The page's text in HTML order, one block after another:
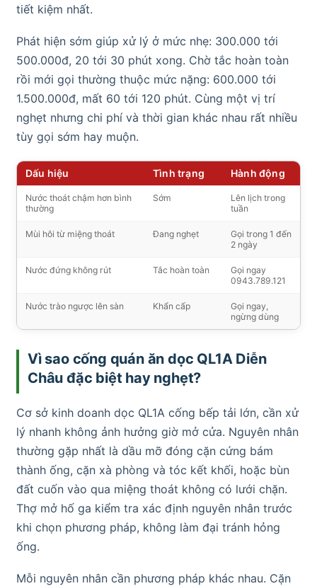
tiết kiệm nhất.
Phát hiện sớm giúp xử lý ở mức nhẹ: 300.000 tới
500.000đ, 20 tới 30 phút xong. Chờ tắc hoàn toàn
rồi mới gọi thường thuộc mức nặng: 600.000 tới
1.500.000đ, mất 60 tới 120 phút. Cùng một vị trí
nghẹt nhưng chi phí và thời gian khác nhau rất nhiều
tùy gọi sớm hay muộn.
Dấu hiệu Tình trạng Hành động
Nước thoát chậm hơn bình
thường
Sớm
Lên lịch trong
tuần
Mùi hôi từ miệng thoát Đang nghẹt
Gọi trong 1 đến
2 ngày
Nước đứng không rút Tắc hoàn toàn
Gọi ngay
0943.789.121
Nước trào ngược lên sàn Khẩn cấp
Gọi ngay,
ngừng dùng
Vì sao cống quán ăn dọc QL1A Diễn
Châu đặc biệt hay nghẹt?
Cơ sở kinh doanh dọc QL1A cống bếp tải lớn, cần xử
lý nhanh không ảnh hưởng giờ mở cửa. Nguyên nhân
thường gặp nhất là dầu mỡ đóng cặn cứng bám
thành ống, cặn xà phòng và tóc kết khối, hoặc bùn
đất cuốn vào qua miệng thoát không có lưới chặn.
Thợ mở hố ga kiểm tra xác định nguyên nhân trước
khi chọn phương pháp, không làm đại tránh hỏng
ống.
Mỗi nguyên nhân cần phương pháp khác nhau. Cặn